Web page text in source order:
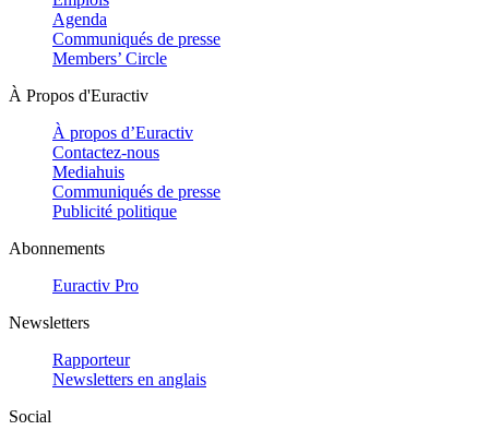
Agenda
Communiqués de presse
Members’ Circle
À Propos d'Euractiv
À propos d’Euractiv
Contactez-nous
Mediahuis
Communiqués de presse
Publicité politique
Abonnements
Euractiv Pro
Newsletters
Rapporteur
Newsletters en anglais
Social